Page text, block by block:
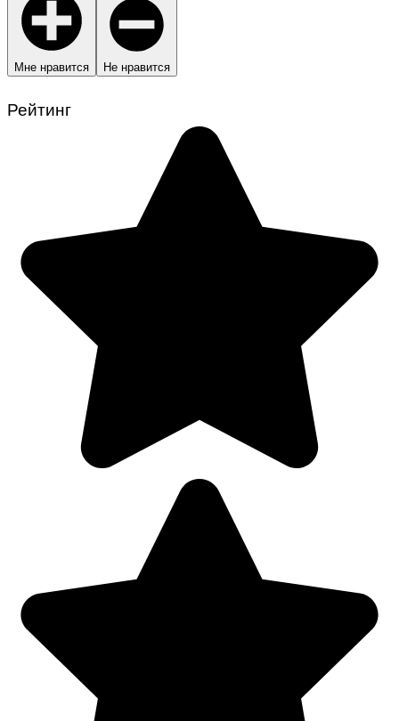
Мне нравится Не нравится
Рейтинг